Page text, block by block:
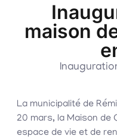
maison
La municipalité de
20 mars, la Maison
espace de vie et de